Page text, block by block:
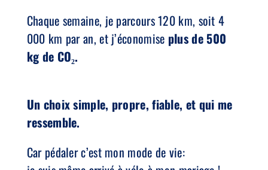
Chaque semaine, je parcours 120 km, soit 4
000 km par an, et j’économise plus de 500
kg de CO₂.
Un choix simple, propre, fiable, et qui me
ressemble.
Car pédaler c’est mon mode de vie: